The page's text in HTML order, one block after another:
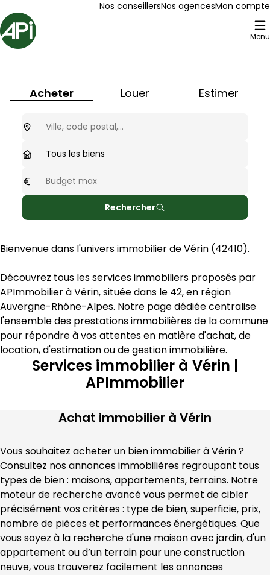
Nos conseillersNos agencesMon compte
Accueil
Menu
Acheter Louer Estimer
Tous les biens
Rechercher
Bienvenue dans l'univers immobilier de Vérin (42410).
APImmobilier à Vérin, située dans le 42
Auvergne-Rhône-Alpes. Notre page dédiée centralise
l'ensemble des prestations immobilières de la commune
pour répondre à vos attentes en matière d'achat, de
location, d'estimation ou de gestion immobilière.
Services immobilier à Vérin |
APImmobilier
Achat immobilier à Vérin
Vous souhaitez acheter un bien immobilier à Vérin ?
Consultez nos annonces immobilières regroupant tous
types de bien : maisons, appartements, terrains. Notre
moteur de recherche avancé vous permet de cibler
précisément vos critères : type de bien, superficie, prix,
nombre de pièces et performances énergétiques. Que
vous soyez à la recherche d'une maison avec jardin, d'un
appartement ou d’un terrain pour une construction
neuve, vous trouverez facilement les annonces